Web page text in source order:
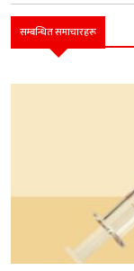
सम्बन्धित समाचारहरू